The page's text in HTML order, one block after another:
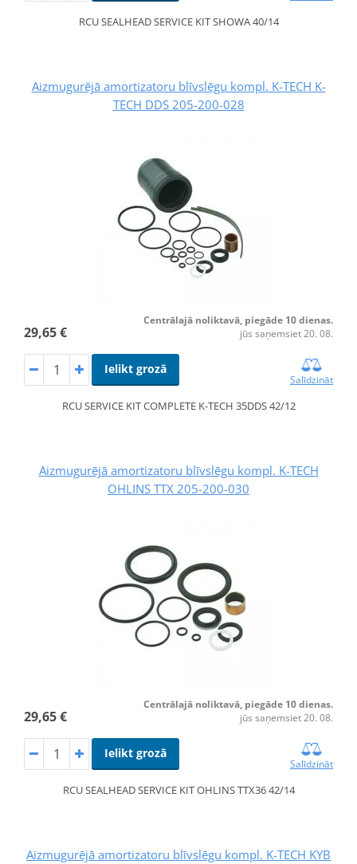
RCU SEALHEAD SERVICE KIT SHOWA 40/14
Aizmugurējā amortizatoru blīvslēgu kompl. K-TECH K-
TECH DDS 205-200-028
29,65 €
Centrālajā noliktavā, piegāde 10 dienas.
jūs saņemsiet 20. 08.
Ielikt grozā
Salīdzināt
RCU SERVICE KIT COMPLETE K-TECH 35DDS 42/12
Aizmugurējā amortizatoru blīvslēgu kompl. K-TECH
OHLINS TTX 205-200-030
29,65 €
Centrālajā noliktavā, piegāde 10 dienas.
jūs saņemsiet 20. 08.
Ielikt grozā
Salīdzināt
RCU SEALHEAD SERVICE KIT OHLINS TTX36 42/14
Aizmugurējā amortizatoru blīvslēgu kompl. K-TECH KYB